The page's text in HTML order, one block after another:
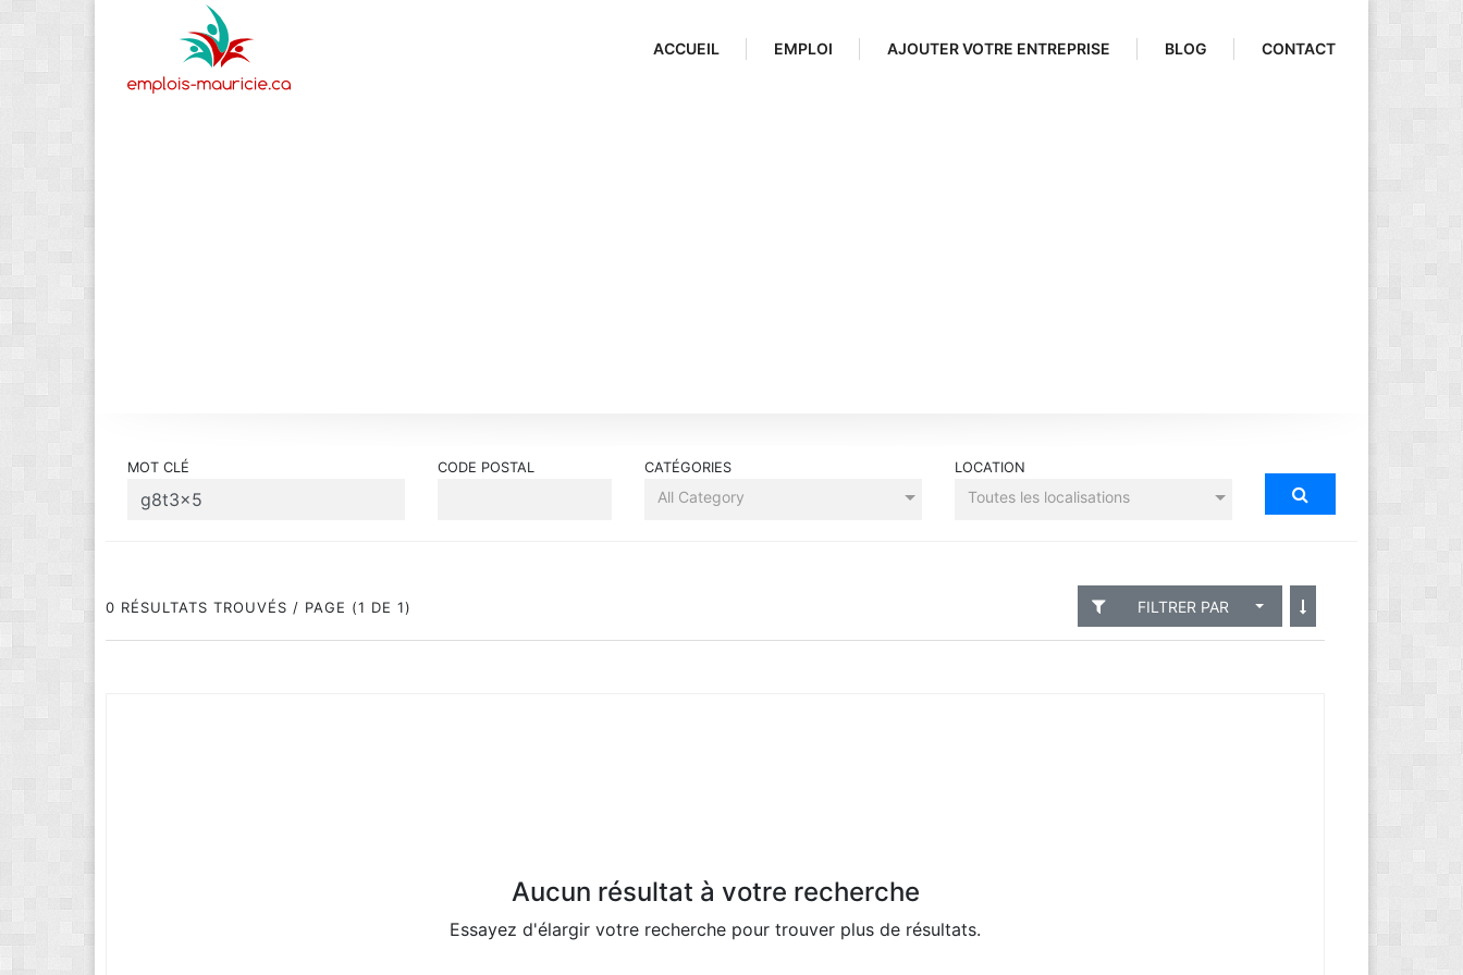
ACCUEIL EMPLOI AJOUTER VOTRE ENTREPRISE BLOG CONTACT
MOT CLÉ CODE POSTAL CATÉGORIES
All Category
LOCATION
Toutes les localisations
0 RÉSULTATS TROUVÉS / PAGE (1 DE 1) FILTRER PAR
Aucun résultat à votre recherche
Essayez d'élargir votre recherche pour trouver plus de résultats.